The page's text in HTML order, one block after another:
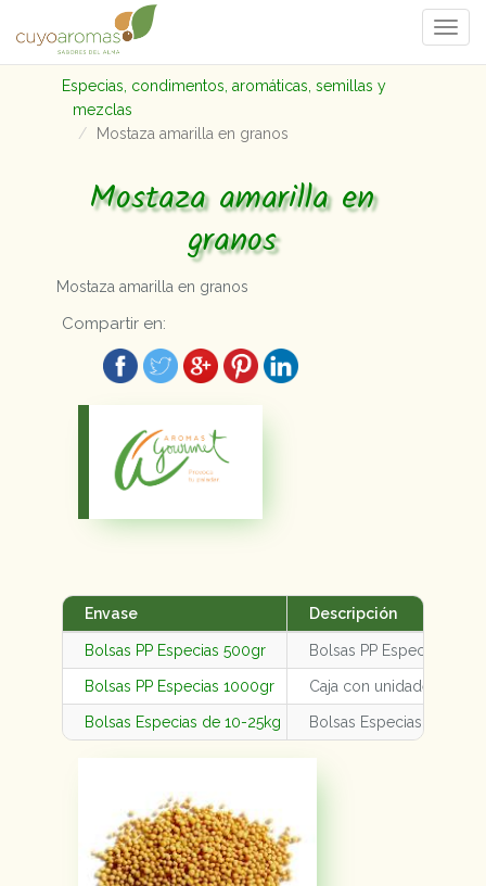
Especias, condimentos, aromáticas, semillas y
mezclas
Mostaza amarilla en granos
Mostaza amarilla en
granos
Mostaza amarilla en granos
Compartir en:
Envase Descripción
Bolsas PP Especias 500gr Bolsas PP Especias
Bolsas PP Especias 1000gr Caja con unidades
Bolsas Especias de 10-25kg Bolsas Especias de 10-